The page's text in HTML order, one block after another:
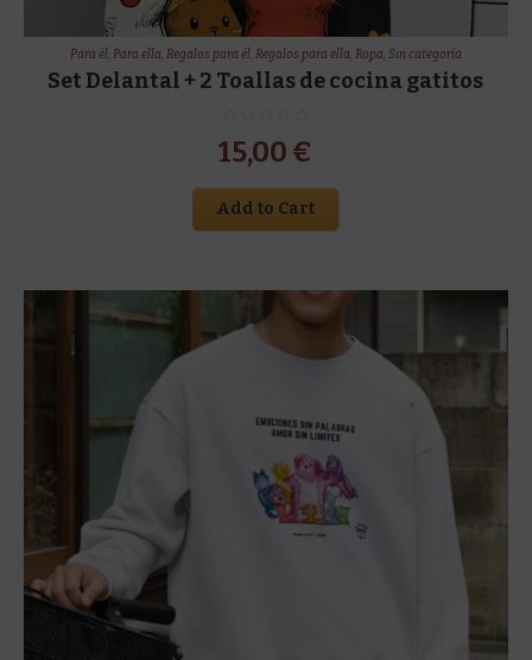
Para él, Para ella, Regalos para él, Regalos para ella, Ropa, Sin categoría
Set Delantal + 2 Toallas de cocina gatitos
15,00 €
Add to Cart